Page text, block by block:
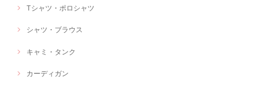
Tシャツ・ポロシャツ
シャツ・ブラウス
キャミ・タンク
カーディガン